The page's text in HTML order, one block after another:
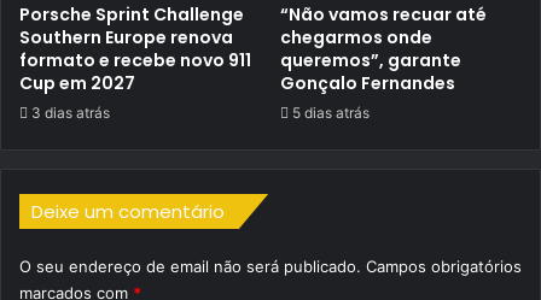
Porsche Sprint Challenge
Southern Europe renova
formato e recebe novo 911
Cup em 2027
3 dias atrás
“Não vamos recuar até
chegarmos onde
queremos”, garante
Gonçalo Fernandes
5 dias atrás
Deixe um comentário
O seu endereço de email não será publicado. Campos obrigatórios
marcados com *